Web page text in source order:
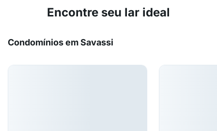
Encontre seu lar ideal
Condomínios em Savassi